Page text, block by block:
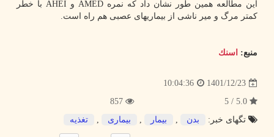
این مطالعه همین طور نشان داد که نمره AMED و AHEI با خطر
کمتر مرگ و میر ناشی از بیماریهای عصبی هم راه است.
منبع: اسنك
1401/12/23
10:04:36
تگهای خبر:
بدن , بیمار , بیماری , تغذیه